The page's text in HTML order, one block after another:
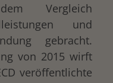
Vergleich
und
gebracht.
von 2015 wirft
veröffentlichte